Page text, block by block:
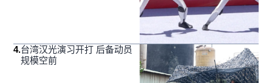
4.台湾汉光演习开打 后备动员
规模空前